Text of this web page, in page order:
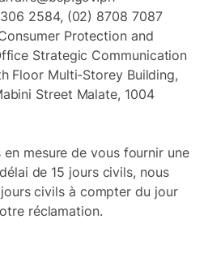
2584, (02) 8708 7087
Protection and
Strategic Communication
Floor Multi-Storey Building,
Street Malate, 1004
en mesure de vous fournir une
de 15 jours civils, nous
civils à compter du jour
réclamation.